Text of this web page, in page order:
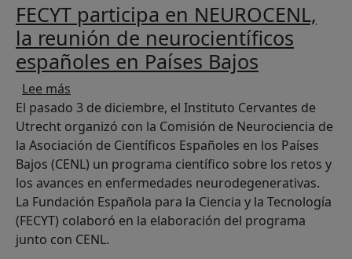
FECYT participa en NEUROCENL,
la reunión de neurocientíficos
españoles en Países Bajos
Lee más
El pasado 3 de diciembre, el Instituto Cervantes de
Utrecht organizó con la Comisión de Neurociencia de
la Asociación de Científicos Españoles en los Países
Bajos (CENL) un programa científico sobre los retos y
los avances en enfermedades neurodegenerativas.
La Fundación Española para la Ciencia y la Tecnología
(FECYT) colaboró en la elaboración del programa
junto con CENL.